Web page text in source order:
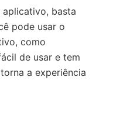
aplicativo, basta
pode usar o
como
de usar e tem
a experiência